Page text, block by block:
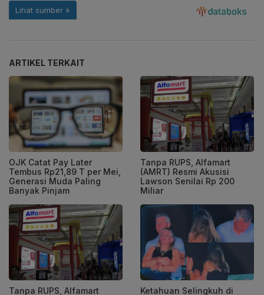
ARTIKEL TERKAIT
OJK Catat Pay Later
Tembus Rp21,89 T per Mei,
Generasi Muda Paling
Banyak Pinjam
Tanpa RUPS, Alfamart
(AMRT) Resmi Akusisi
Lawson Senilai Rp 200
Miliar
Tanpa RUPS, Alfamart
Ketahuan Selingkuh di